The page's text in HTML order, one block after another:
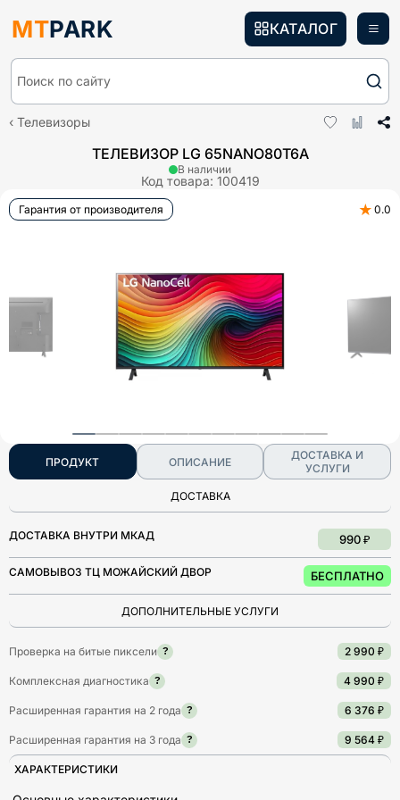
MTPARK
Поиск по сайту
КАТАЛОГ
Телевизоры
ТЕЛЕВИЗОР LG 65NANO80T6A
Код товара: 100419
В наличии
Гарантия от производителя ★ 0.0
ПРОДУКТ ОПИСАНИЕ
ДОСТАВКА И
УСЛУГИ
ДОСТАВКА
ДОСТАВКА ВНУТРИ МКАД 990 ₽
САМОВЫВОЗ ТЦ МОЖАЙСКИЙ ДВОР БЕСПЛАТНО
ДОПОЛНИТЕЛЬНЫЕ УСЛУГИ
Проверка на битые пиксели ? 2 990 ₽
Комплексная диагностика ? 4 990 ₽
Расширенная гарантия на 2 года ? 6 376 ₽
Расширенная гарантия на 3 года ? 9 564 ₽
ХАРАКТЕРИСТИКИ